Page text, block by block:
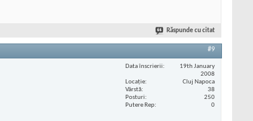
Răspunde cu citat
#9
Data înscrierii
19th January
2008
Locaţie
Cluj Napoca
Vârstă
38
Posturi
250
Putere Rep
0